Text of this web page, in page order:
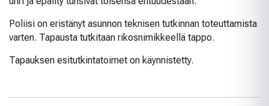
Poliisi on eristänyt asunnon teknisen tutkinnan toteuttamista
varten. Tapausta tutkitaan rikosnimikkeellä tappo.
Tapauksen esitutkintatoimet on käynnistetty.